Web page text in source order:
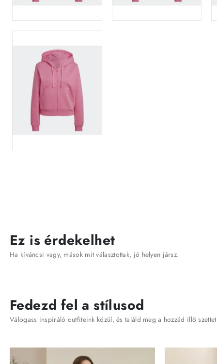
Ez is érdekelhet
Ha kíváncsi vagy, mások mit választottak, jó helyen jársz.
Fedezd fel a stílusod
Válogass inspiráló outfiteink közül, és találd meg a hozzád illő szettet